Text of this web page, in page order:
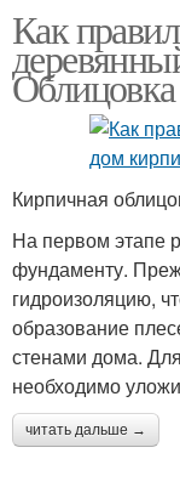
Как
Облицовка
Кирпичная
На первом этапе
фундаменту.
гидроизоляцию,
образование
стенами дома.
необходимо
читать дальше →